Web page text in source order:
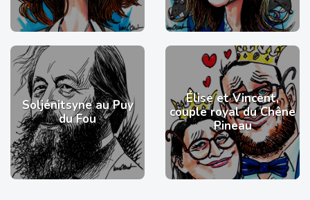
Soljénitsyne au Puy
du Fou
Élise et Vincent,
couple royal du Chêne
Pineau